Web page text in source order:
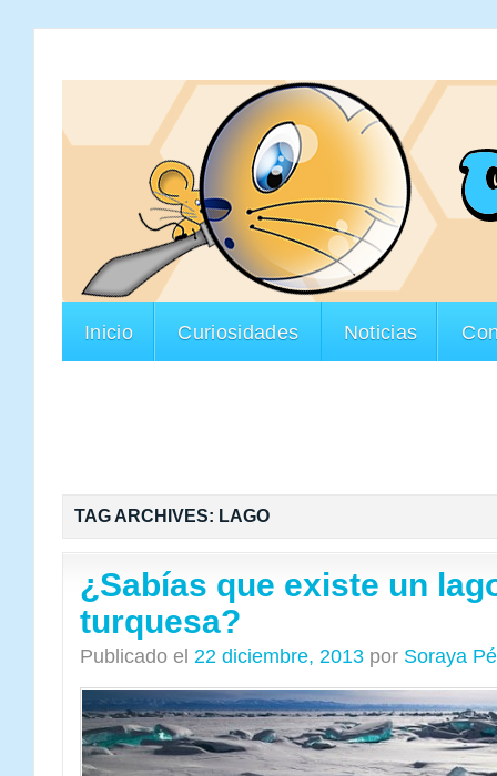
Inicio Curiosidades Noticias
TAG ARCHIVES: LAGO
¿Sabías que existe un
turquesa?
Publicado el 22 diciembre, 2013 por Soraya